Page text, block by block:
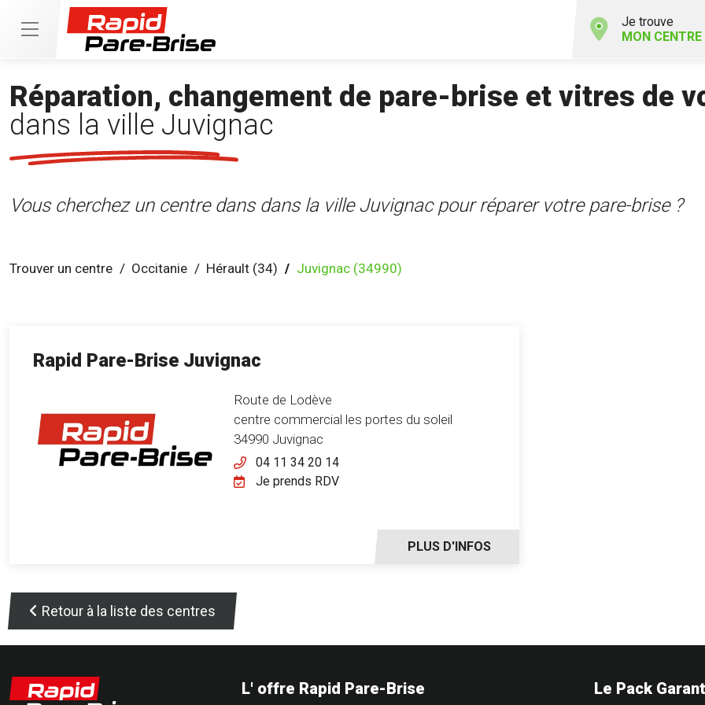
Je trouve
MON CENTRE
Réparation, changement de pare-brise et vitres de
dans la ville Juvignac
Vous cherchez un centre dans dans la ville Juvignac pour réparer votre pare-brise ?
Trouver un centre Occitanie Hérault (34) Juvignac (34990)
Rapid Pare-Brise Juvignac
Route de Lodève
centre commercial les portes du soleil
34990 Juvignac
04 11 34 20 14
PLUS D'INFOS
Je prends RDV
Retour à la liste des centres
L' offre Rapid Pare-Brise Le Pack